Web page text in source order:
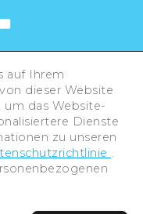
/
City .
auf Ihrem
dieser Website
das Website-
Dienste
zu unseren
.